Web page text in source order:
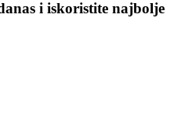
i iskoristite najbolje